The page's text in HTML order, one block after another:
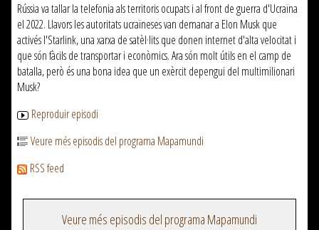
Rússia va tallar la telefonia als territoris ocupats i al front de guerra d'Ucraïna
el 2022. Llavors les autoritats ucraïneses van demanar a Elon Musk que
activés l'Starlink, una xarxa de satèl·lits que donen internet d'alta velocitat i
que són fàcils de transportar i econòmics. Ara són molt útils en el camp de
batalla, però és una bona idea que un exèrcit depengui del multimilionari
Musk?
Reproduir episodi
Veure més episodis del programa Mapamundi
RSS feed
Veure més episodis del programa Mapamundi